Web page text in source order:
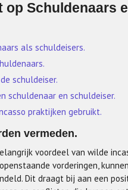
Schuldenaars
als schuldeisers.
schuldeiser.
schuldenaar en schuldeiser.
praktijken gebruikt.
vermeden.
voordeel van wilde
vorderingen,
Dit draagt bij aan een